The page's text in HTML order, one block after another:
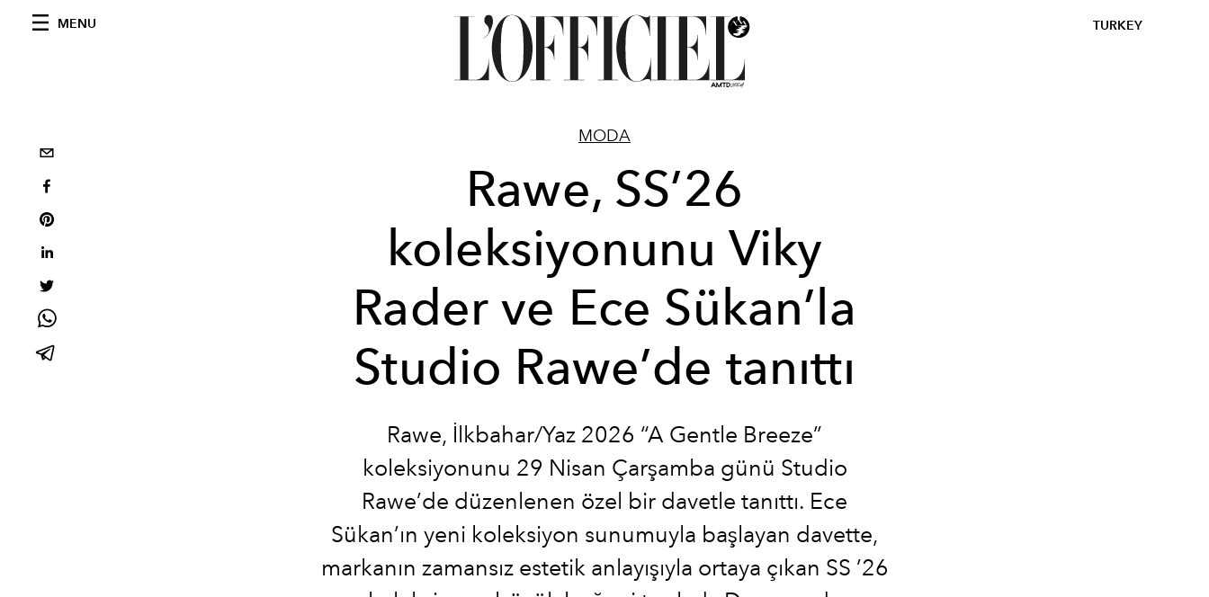
MENU TURKEY
MODA
Rawe, SS’26
koleksiyonunu Viky
Rader ve Ece Sükan’la
Studio Rawe’de tanıttı
Rawe, İlkbahar/Yaz 2026 “A Gentle Breeze”
koleksiyonunu 29 Nisan Çarşamba günü Studio
Rawe’de düzenlenen özel bir davetle tanıttı. Ece
Sükan’ın yeni koleksiyon sunumuyla başlayan davette,
markanın zamansız estetik anlayışıyla ortaya çıkan SS ’26